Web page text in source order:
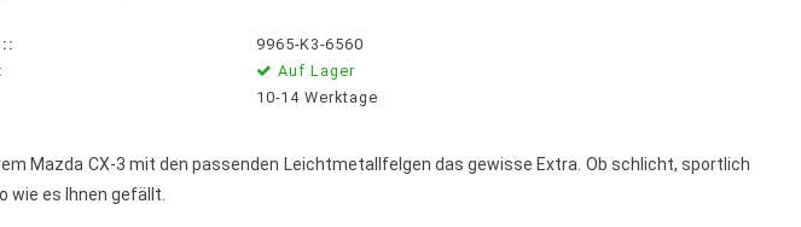
9965-K3-6560
Auf Lager
10-14 Werktage
Mazda CX-3 mit den passenden Leichtmetallfelgen das gewisse Extra. Ob schlicht, sportlich
wie es Ihnen gefällt.